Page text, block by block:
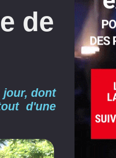
de
jour, dont
d'une